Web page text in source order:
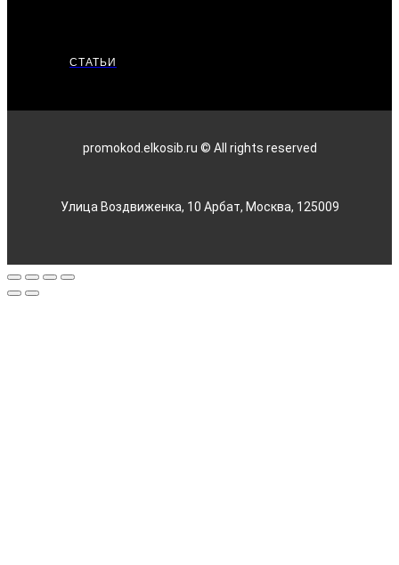
СТАТЬИ
promokod.elkosib.ru © All rights reserved
Улица Воздвиженка, 10 Арбат, Москва, 125009